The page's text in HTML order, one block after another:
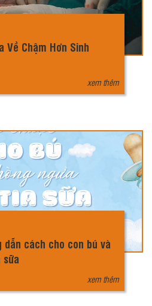
Về Chậm Hơn Sinh
xem thêm
dẫn cách cho con bú và
xem thêm